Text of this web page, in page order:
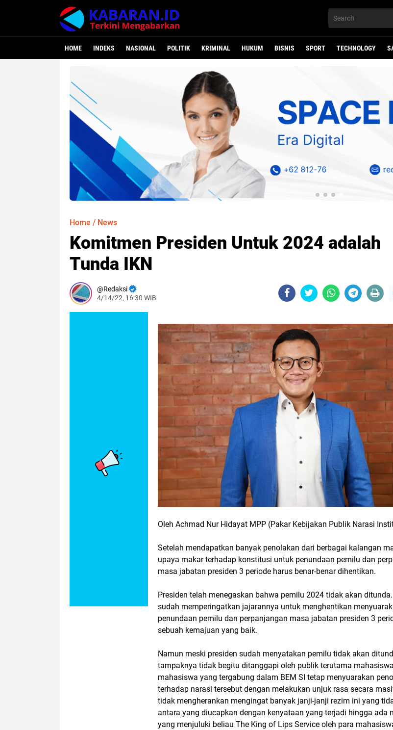
HOME INDEKS NASIONAL POLITIK KRIMINAL HUKUM BISNIS SPORT TECHNOLOGY
Home / News
Komitmen Presiden Untuk 2024 adalah
Tunda IKN
Redaksi
4/14/22, 16:30 WIB
Oleh Achmad Nur Hidayat MPP (Pakar Kebijakan Publik Narasi
Setelah mendapatkan banyak penolakan dari berbagai kalangan
upaya makar terhadap konstitusi untuk penundaan pemilu dan
masa jabatan presiden 3 periode harus benar-benar dihentikan.
Presiden telah menegaskan bahwa pemilu 2024 tidak akan
sudah memperingatkan jajarannya untuk menghentikan
penundaan pemilu dan perpanjangan masa jabatan presiden 3
sebuah kemajuan yang baik.
Namun meski presiden sudah menyatakan pemilu tidak akan
tampaknya tidak begitu ditanggapi oleh publik terutama
mahasiswa yang tergabung dalam BEM SI tetap menyuarakan
terhadap narasi tersebut dengan melakukan unjuk rasa secara
tidak mengherankan mengingat banyak janji-janji rezim ini yang
antara yang diucapkan dengan kenyataan yang terjadi hingga ada
yang menjuluki beliau The King of Lips Service oleh para